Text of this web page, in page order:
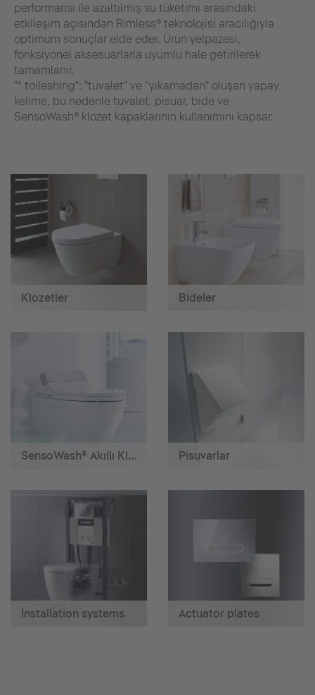
performansı ile azaltılmış su tüketimi arasındaki
etkileşim açısından Rimless® teknolojisi aracılığıyla
optimum sonuçlar elde eder. Ürün yelpazesi,
fonksiyonel aksesuarlarla uyumlu hale getirilerek
tamamlanır.
"* toileshing": "tuvalet" ve "yıkamadan" oluşan yapay
kelime, bu nedenle tuvalet, pisuar, bide ve
SensoWash® klozet kapaklarının kullanımını kapsar.
Klozetler Bideler
SensoWash® Akıllı Klozetler Pisuvarlar
Installation systems Actuator plates